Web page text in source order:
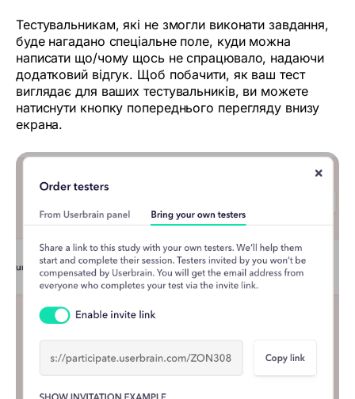
Тестувальникам, які не змогли виконати завдання,
буде нагадано спеціальне поле, куди можна
написати що/чому щось не спрацювало, надаючи
додатковий відгук. Щоб побачити, як ваш тест
виглядає для ваших тестувальників, ви можете
натиснути кнопку попереднього перегляду внизу
екрана.